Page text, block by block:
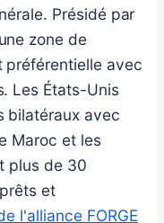
Présidé par
zone de
préférentielle avec
Les États-Unis
bilatéraux avec
Maroc et les
plus de 30
et
l'alliance FORGE